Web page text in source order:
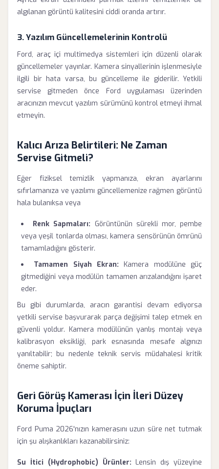
algılanan görüntü kalitesini ciddi oranda artırır.
3. Yazılım Güncellemelerinin Kontrolü
Ford, araç içi multimedya sistemleri için düzenli olarak
güncellemeler yayınlar. Kamera sinyallerinin işlenmesiyle
ilgili bir hata varsa, bu güncelleme ile giderilir. Yetkili
servise gitmeden önce Ford uygulaması üzerinden
aracınızın mevcut yazılım sürümünü kontrol etmeyi ihmal
etmeyin.
Kalıcı Arıza Belirtileri: Ne Zaman
Servise Gitmeli?
Eğer fiziksel temizlik yapmanıza, ekran ayarlarını
sıfırlamanıza ve yazılımı güncellemenize rağmen görüntü
hala bulanıksa veya
Renk Sapmaları: Görüntünün sürekli mor, pembe
veya yeşil tonlarda olması, kamera sensörünün ömrünü
tamamladığını gösterir.
Tamamen Siyah Ekran: Kamera modülüne güç
gitmediğini veya modülün tamamen arızalandığını işaret
eder.
Bu gibi durumlarda, aracın garantisi devam ediyorsa
yetkili servise başvurarak parça değişimi talep etmek en
güvenli yoldur. Kamera modülünün yanlış montajı veya
kalibrasyon eksikliği, park esnasında mesafe algınızı
yanıltabilir; bu nedenle teknik servis müdahalesi kritik
öneme sahiptir.
Geri Görüş Kamerası İçin İleri Düzey
Koruma İpuçları
Ford Puma 2026'nızın kamerasını uzun süre net tutmak
için şu alışkanlıkları kazanabilirsiniz:
Su İtici (Hydrophobic) Ürünler: Lensin dış yüzeyine